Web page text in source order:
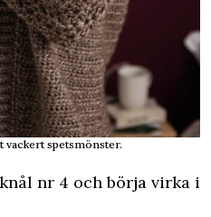
vackert spetsmönster.
nr 4 och börja virka i